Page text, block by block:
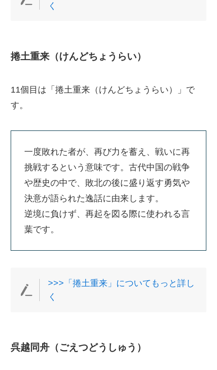
く
捲土重来（けんどちょうらい）
11個目は「捲土重来（けんどちょうらい）」で
す。
一度敗れた者が、再び力を蓄え、戦いに再
挑戦するという意味です。古代中国の戦争
や歴史の中で、敗北の後に盛り返す勇気や
決意が語られた逸話に由来します。
逆境に負けず、再起を図る際に使われる言
葉です。
>>>「捲土重来」についてもっと詳し
く
呉越同舟（ごえつどうしゅう）